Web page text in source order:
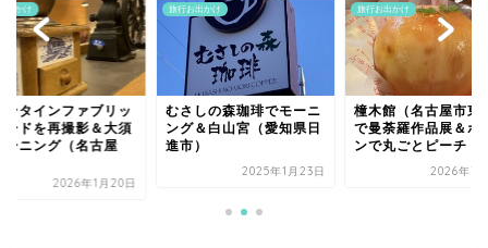
出かけ
しの森珈琲でモーニ
＆白山宮（愛知県日
）
旅行お出かけ
橦木館（名古屋市東区）
で曼荼羅作品展＆ボンボ
ンで丸ごとピーチ
2026年7月21日
旅行お出かけ
バレンタインファブ
クボードを再撮影＆
でモーニング（名古